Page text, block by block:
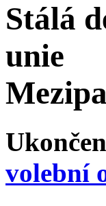
Stálá
unie
volební